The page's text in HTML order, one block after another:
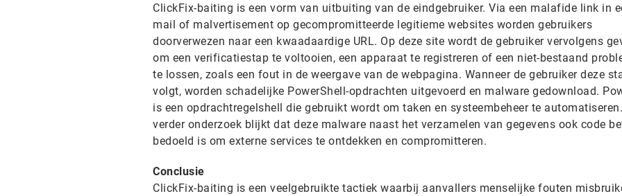
ClickFix-baiting is een vorm van uitbuiting van de eindgebruiker. Via een malafide link in
mail of malvertisement op gecompromitteerde legitieme websites worden gebruikers
doorverwezen naar een kwaadaardige URL. Op deze site wordt de gebruiker vervolgens
om een verificatiestap te voltooien, een apparaat te registreren of een niet-bestaand
te lossen, zoals een fout in de weergave van de webpagina. Wanneer de gebruiker deze
volgt, worden schadelijke PowerShell-opdrachten uitgevoerd en malware gedownload.
is een opdrachtregelshell die gebruikt wordt om taken en systeembeheer te
verder onderzoek blijkt dat deze malware naast het verzamelen van gegevens ook code
bedoeld is om externe services te ontdekken en compromitteren.
Conclusie
ClickFix-baiting is een veelgebruikte tactiek waarbij aanvallers menselijke fouten